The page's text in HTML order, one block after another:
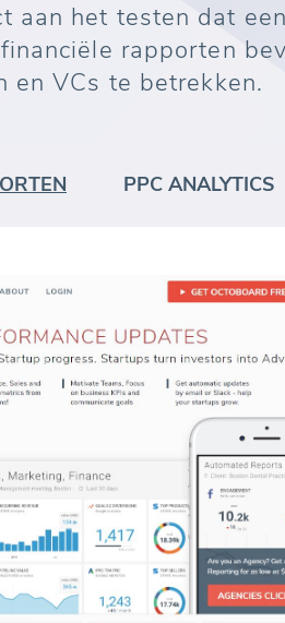
aan het testen dat een
rapporten
en VCs te betrekken.
PPC ANALYTICS